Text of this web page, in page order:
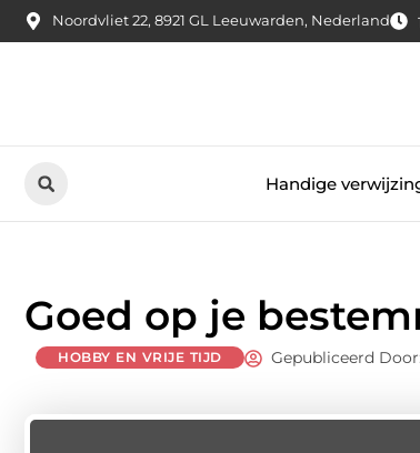
Noordvliet 22, 8921 GL Leeuwarden, Nederland
Handige
Goed op je
HOBBY EN VRIJE TIJD Gepubliceerd